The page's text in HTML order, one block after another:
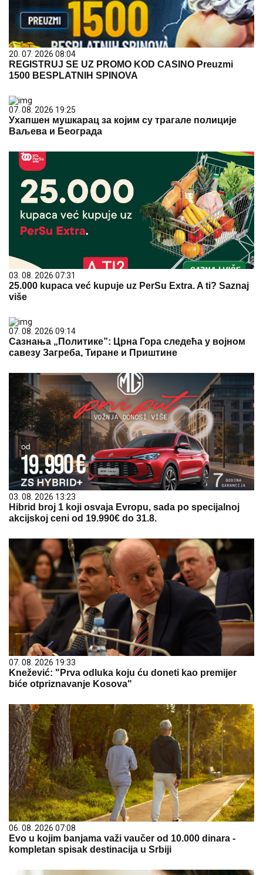
20. 07. 2026 08:04
REGISTRUJ SE UZ PROMO KOD CASINO Preuzmi
1500 BESPLATNIH SPINOVA
07. 08. 2026 19:25
Ухапшен мушкарац за којим су трагале полиције
Ваљева и Београда
03. 08. 2026 07:31
25.000 kupaca već kupuje uz PerSu Extra. A ti? Saznaj
više
07. 08. 2026 09:14
Сазнања „Политике”: Црна Гора следећа у војном
савезу Загреба, Тиране и Приштине
03. 08. 2026 13:23
Hibrid broj 1 koji osvaja Evropu, sada po specijalnoj
akcijskoj ceni od 19.990€ do 31.8.
07. 08. 2026 19:33
Knežević: "Prva odluka koju ću doneti kao premijer
biće otpriznavanje Kosova"
06. 08. 2026 07:08
Evo u kojim banjama važi vaučer od 10.000 dinara -
kompletan spisak destinacija u Srbiji